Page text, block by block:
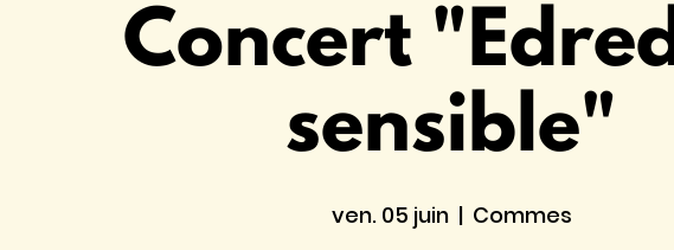
Concert
sensible"
ven. 05 juin
  |
Commes